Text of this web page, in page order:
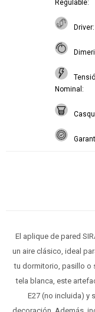
Regulable
Driver
Nominal
El aplique de pared
un aire clásico, ideal
tu dormitorio, pasillo o
tela blanca, este
E27 (no incluida) y